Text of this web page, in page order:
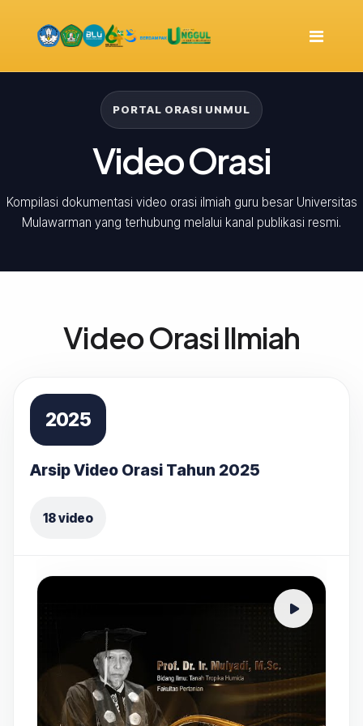
PORTAL ORASI UNMUL
Video Orasi
Kompilasi dokumentasi video orasi ilmiah guru besar Universitas
Mulawarman yang terhubung melalui kanal publikasi resmi.
Video Orasi Ilmiah
2025
Arsip Video Orasi Tahun 2025
18 video